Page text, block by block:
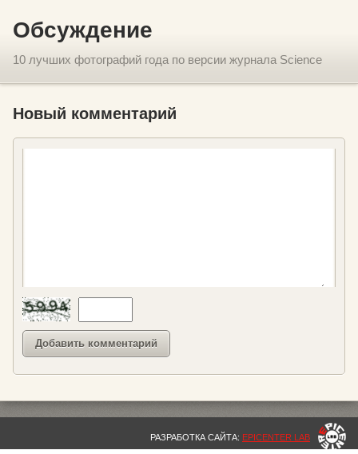
Обсуждение
10 лучших фотографий года по версии журнала Science
Новый комментарий
РАЗРАБОТКА САЙТА: EPICENTER LAB